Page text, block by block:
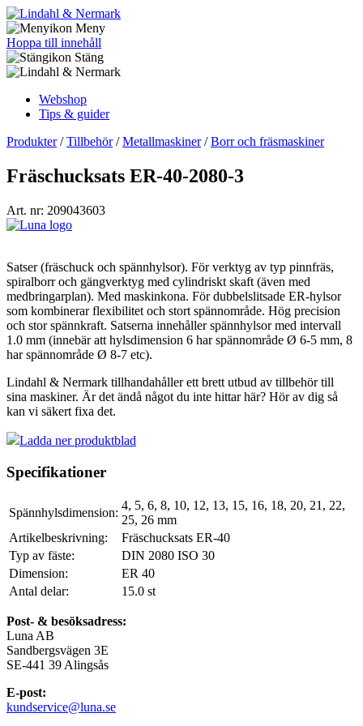
Meny
Hoppa till innehåll
Stäng
Webshop
Tips & guider
Produkter/Tillbehör/Metallmaskiner/Borr och fräsmaskiner
Fräschucksats ER-40-2080-3
Art. nr: 209043603
Satser (fräschuck och spännhylsor). För verktyg av typ pinnfräs,
spiralborr och gängverktyg med cylindriskt skaft (även med
medbringarplan). Med maskinkona. För dubbelslitsade ER-hylsor
som kombinerar flexibilitet och stort spännområde. Hög precision
och stor spännkraft. Satserna innehåller spännhylsor med intervall
1.0 mm (innebär att hylsdimension 6 har spännområde Ø 6-5 mm, 8
har spännområde Ø 8-7 etc).
Lindahl & Nermark tillhandahåller ett brett utbud av tillbehör till
sina maskiner. Är det ändå något du inte hittar här? Hör av dig så
kan vi säkert fixa det.
Ladda ner produktblad
Specifikationer
Spännhylsdimension:
4, 5, 6, 8, 10, 12, 13, 15, 16, 18, 20, 21, 22,
25, 26 mm
Artikelbeskrivning:
Fräschucksats ER-40
Typ av fäste:
DIN 2080 ISO 30
Dimension:
ER 40
Antal delar:
15.0 st
Post- & besöksadress:
Luna AB
Sandbergsvägen 3E
SE-441 39 Alingsås
E-post:
kundservice@luna.se